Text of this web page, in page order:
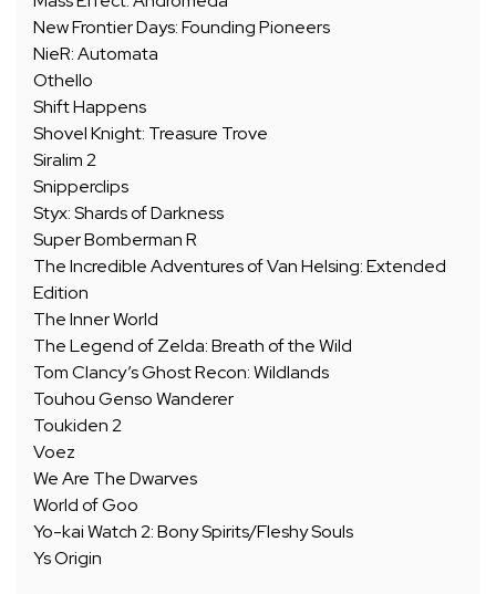
New Frontier Days: Founding Pioneers
NieR: Automata
Othello
Shift Happens
Shovel Knight: Treasure Trove
Siralim 2
Snipperclips
Styx: Shards of Darkness
Super Bomberman R
The Incredible Adventures of Van Helsing: Extended
Edition
The Inner World
The Legend of Zelda: Breath of the Wild
Tom Clancy’s Ghost Recon: Wildlands
Touhou Genso Wanderer
Toukiden 2
Voez
We Are The Dwarves
World of Goo
Yo-kai Watch 2: Bony Spirits/Fleshy Souls
Ys Origin